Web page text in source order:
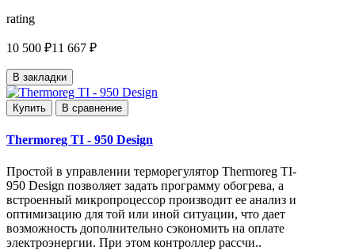
rating
10 500 ₽11 667 ₽
В закладки
Купить В сравнение
Thermoreg TI - 950 Design
Простой в управлении терморегулятор Thermoreg TI-
950 Design позволяет задать программу обогрева, а
встроенный микропроцессор производит ее анализ и
оптимизацию для той или иной ситуации, что дает
возможность дополнительно сэкономить на оплате
электроэнергии. При этом контроллер рассчи..